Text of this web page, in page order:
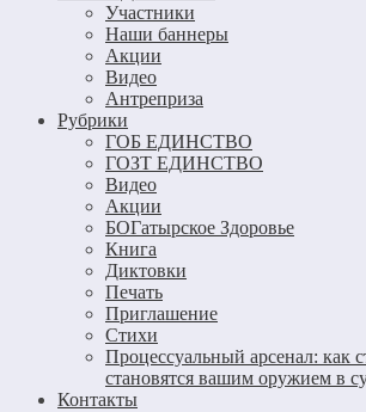
Участники
Наши баннеры
Акции
Видео
Антреприза
Рубрики
ГОБ ЕДИНСТВО
ГОЗТ ЕДИНСТВО
Видео
Акции
БОГатырское Здоровье
Книга
Диктовки
Печать
Приглашение
Стихи
Процессуальный арсенал: как
становятся вашим оружием в
Контакты